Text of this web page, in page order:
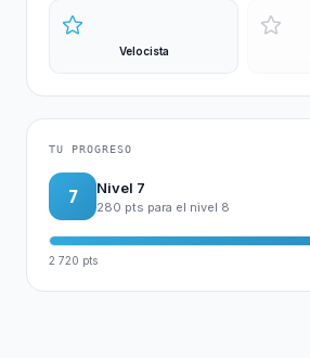
Velocista
TU PROGRESO
7 Nivel 7
280 pts para el nivel 8
2 720 pts